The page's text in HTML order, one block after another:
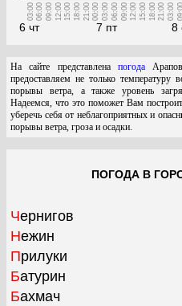
6 чт
03:0006:00 09:00 12:0015:00 18:00 21:00
7 пт
00:00 03:00 06:00 09:0012:00 15:00 18:0021:00
8
03:00 09:00
На сайте представлена погода
предоставляем не только температуру
порывы ветра, а также уровень
Надеемся, что это поможет Вам
уберечь себя от неблагоприятных и
порывы ветра, гроза и осадки.
ПОГОДА В
Чернигов
Нежин
Прилуки
Батурин
Бахмач